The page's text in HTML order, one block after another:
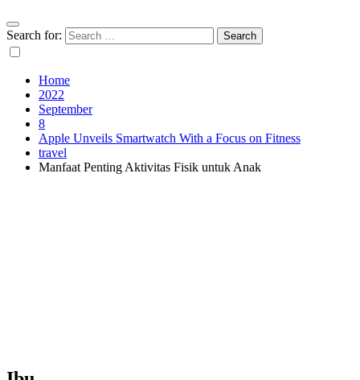
Search for:
Home
2022
September
8
Apple Unveils Smartwatch With a Focus on Fitness
travel
Manfaat Penting Aktivitas Fisik untuk Anak